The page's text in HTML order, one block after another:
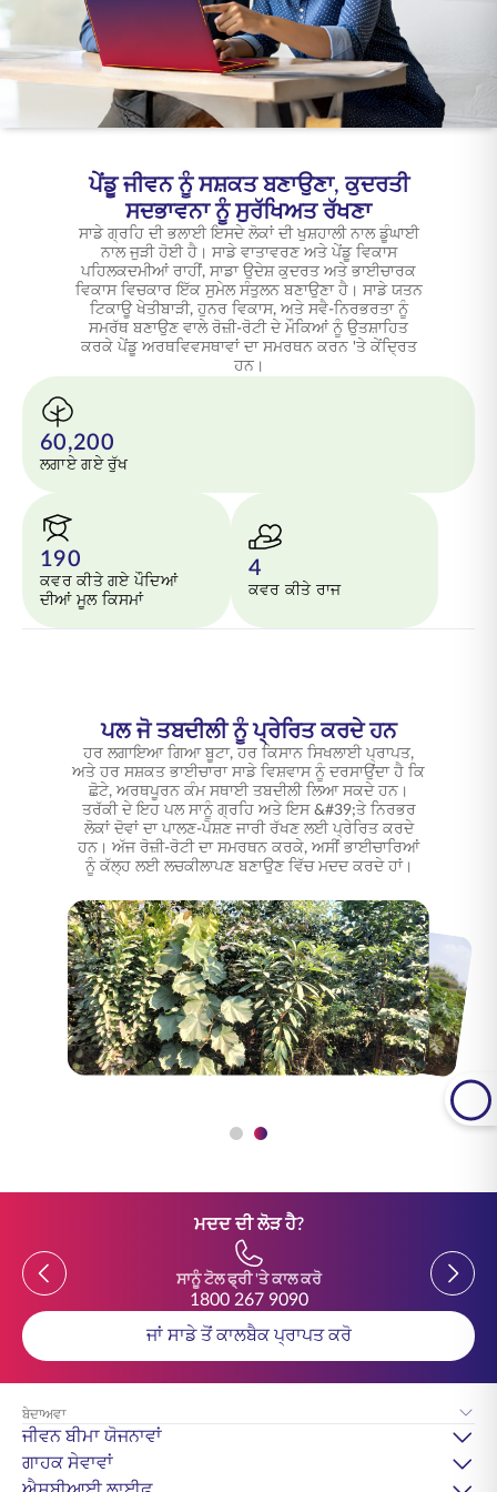
ENGLISH
ਆਨਲਾਈਨ ਖਰੀਦੋ ਪ੍ਰੀਮੀਅਮ ਭਰੋ
1800 267 9090
ਪੇਂਡੂ ਜੀਵਨ ਨੂੰ ਸਸ਼ਕਤ ਬਣਾਉਣਾ, ਕੁਦਰਤੀ
ਸਦਭਾਵਨਾ ਨੂੰ ਸੁਰੱਖਿਅਤ ਰੱਖਣਾ
ਸਾਡੇ ਗ੍ਰਹਿ ਦੀ ਭਲਾਈ ਇਸਦੇ ਲੋਕਾਂ ਦੀ ਖੁਸ਼ਹਾਲੀ ਨਾਲ ਡੂੰਘਾਈ
ਨਾਲ ਜੁੜੀ ਹੋਈ ਹੈ। ਸਾਡੇ ਵਾਤਾਵਰਣ ਅਤੇ ਪੇਂਡੂ ਵਿਕਾਸ
ਪਹਿਲਕਦਮੀਆਂ ਰਾਹੀਂ, ਸਾਡਾ ਉਦੇਸ਼ ਕੁਦਰਤ ਅਤੇ ਭਾਈਚਾਰਕ
ਵਿਕਾਸ ਵਿਚਕਾਰ ਇੱਕ ਸੁਮੇਲ ਸੰਤੁਲਨ ਬਣਾਉਣਾ ਹੈ। ਸਾਡੇ ਯਤਨ
ਟਿਕਾਊ ਖੇਤੀਬਾੜੀ, ਹੁਨਰ ਵਿਕਾਸ, ਅਤੇ ਸਵੈ-ਨਿਰਭਰਤਾ ਨੂੰ
ਸਮਰੱਥ ਬਣਾਉਣ ਵਾਲੇ ਰੋਜ਼ੀ-ਰੋਟੀ ਦੇ ਮੌਕਿਆਂ ਨੂੰ ਉਤਸ਼ਾਹਿਤ
ਕਰਕੇ ਪੇਂਡੂ ਅਰਥਵਿਵਸਥਾਵਾਂ ਦਾ ਸਮਰਥਨ ਕਰਨ 'ਤੇ ਕੇਂਦ੍ਰਿਤ
ਹਨ।
60,200
ਲਗਾਏ ਗਏ ਰੁੱਖ
190
ਕਵਰ ਕੀਤੇ ਗਏ ਪੌਦਿਆਂ
ਦੀਆਂ ਮੂਲ ਕਿਸਮਾਂ
4
ਕਵਰ ਕੀਤੇ ਰਾਜ
ਪਲ ਜੋ ਤਬਦੀਲੀ ਨੂੰ ਪ੍ਰੇਰਿਤ ਕਰਦੇ ਹਨ
ਹਰ ਲਗਾਇਆ ਗਿਆ ਬੂਟਾ, ਹਰ ਕਿਸਾਨ ਸਿਖਲਾਈ ਪ੍ਰਾਪਤ,
ਅਤੇ ਹਰ ਸਸ਼ਕਤ ਭਾਈਚਾਰਾ ਸਾਡੇ ਵਿਸ਼ਵਾਸ ਨੂੰ ਦਰਸਾਉਂਦਾ ਹੈ ਕਿ
ਛੋਟੇ, ਅਰਥਪੂਰਨ ਕੰਮ ਸਥਾਈ ਤਬਦੀਲੀ ਲਿਆ ਸਕਦੇ ਹਨ।
ਤਰੱਕੀ ਦੇ ਇਹ ਪਲ ਸਾਨੂੰ ਗ੍ਰਹਿ ਅਤੇ ਇਸ &#39;ਤੇ ਨਿਰਭਰ
ਲੋਕਾਂ ਦੋਵਾਂ ਦਾ ਪਾਲਣ-ਪੋਸ਼ਣ ਜਾਰੀ ਰੱਖਣ ਲਈ ਪ੍ਰੇਰਿਤ ਕਰਦੇ
ਹਨ। ਅੱਜ ਰੋਜ਼ੀ-ਰੋਟੀ ਦਾ ਸਮਰਥਨ ਕਰਕੇ, ਅਸੀਂ ਭਾਈਚਾਰਿਆਂ
ਨੂੰ ਕੱਲ੍ਹ ਲਈ ਲਚਕੀਲਾਪਣ ਬਣਾਉਣ ਵਿੱਚ ਮਦਦ ਕਰਦੇ ਹਾਂ।
ਮਦਦ ਦੀ ਲੋੜ ਹੈ?
Previous
ਸਾਨੂੰ ਟੋਲ ਫ੍ਰੀ 'ਤੇ ਕਾਲ ਕਰੋ
1800 267 9090
Previous
ਜਾਂ ਸਾਡੇ ਤੋਂ ਕਾਲਬੈਕ ਪ੍ਰਾਪਤ ਕਰੋ
ਬੇਦਾਅਵਾ
ਜੀਵਨ ਬੀਮਾ ਯੋਜਨਾਵਾਂ
ਗਾਹਕ ਸੇਵਾਵਾਂ